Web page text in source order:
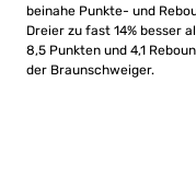
beinahe Punkte- und
Dreier zu fast 14% besser
8,5 Punkten und 4,1
der Braunschweiger.